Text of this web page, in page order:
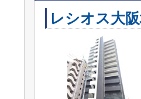
レシオス大